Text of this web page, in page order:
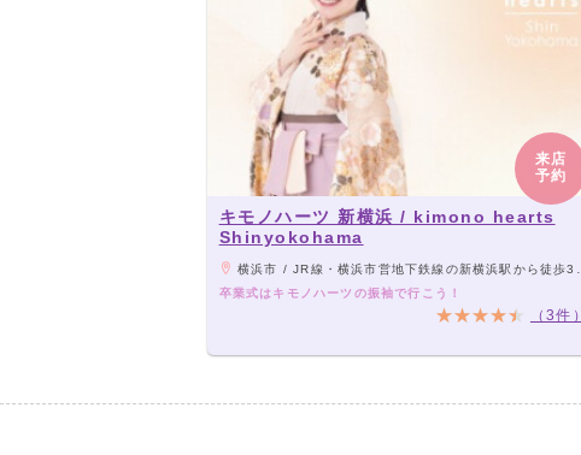
来店
予約
キモノハーツ 新横浜 / kimono hearts
Shinyokohama
横浜市 / JR線・横浜市営地下鉄線の新横浜駅から徒歩3分。
卒業式はキモノハーツの振袖で行こう！
（3件）